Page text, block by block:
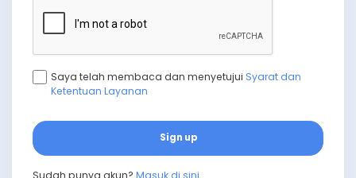
Saya telah membaca dan menyetujui Syarat dan
Ketentuan Layanan
Sign up
Sudah punya akun?Masuk di sini